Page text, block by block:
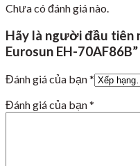
Chưa có đánh giá nào.
Hãy là người đầu tiên
Eurosun EH-70AF86B”
Đánh giá của bạn*
Đánh giá của bạn*